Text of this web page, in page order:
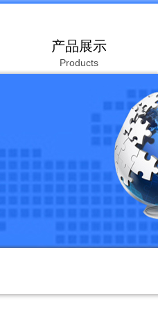
产品展示
Products